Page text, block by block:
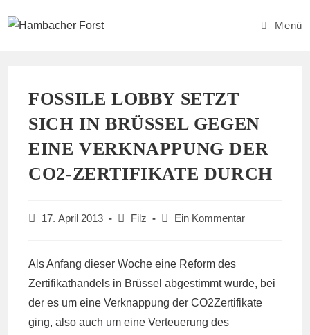
Inhalt
Menü
FOSSILE LOBBY SETZT
SICH IN BRÜSSEL GEGEN
EINE VERKNAPPUNG DER
CO2-ZERTIFIKATE DURCH
Beitrag
17. April 2013
Beitrags-
Filz
Beitrags-
Ein Kommentar
Als Anfang dieser Woche eine Reform des
Zertifikathandels in Brüssel abgestimmt wurde, bei
der es um eine Verknappung der CO2Zertifikate
ging, also auch um eine Verteuerung des